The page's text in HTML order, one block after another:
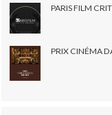
PARIS FILM
PRIX CINÉMA